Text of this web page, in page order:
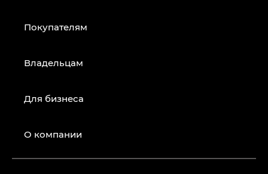
Покупателям
Владельцам
Для бизнеса
О компании